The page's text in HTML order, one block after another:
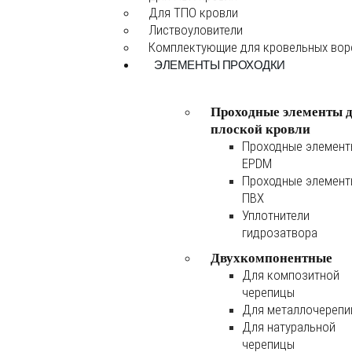
Для ТПО кровли
Листвоуловители
Комплектующие для кровельных
ЭЛЕМЕНТЫ ПРОХОДКИ
Проходные элементы
плоской кровли
Проходные
EPDM
Проходные
ПВХ
Уплотнители
гидрозатвора
Двухкомпонентные
Для композитной
черепицы
Для
Для натуральной
черепицы